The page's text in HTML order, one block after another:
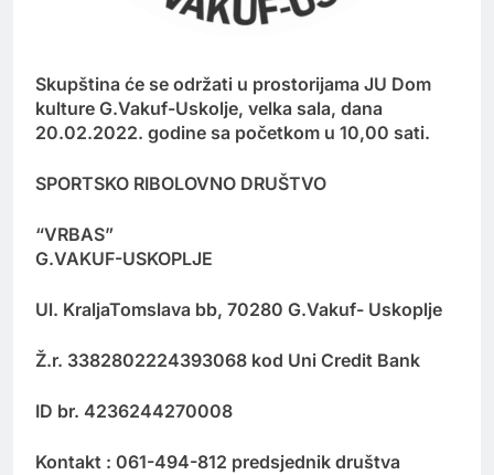
Skupština će se održati u prostorijama JU Dom
kulture G.Vakuf-Uskolje, velka sala, dana
20.02.2022. godine sa početkom u 10,00 sati.
SPORTSKO RIBOLOVNO DRUŠTVO
“VRBAS”
G.VAKUF-USKOPLJE
Ul. KraljaTomslava bb, 70280 G.Vakuf- Uskoplje
Ž.r. 3382802224393068 kod Uni Credit Bank
ID br. 4236244270008
Kontakt : 061-494-812 predsjednik društva